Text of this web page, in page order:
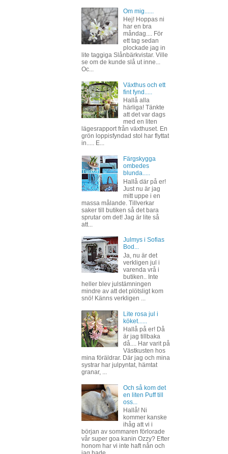
Om mig......
Hej! Hoppas ni
har en bra
måndag.... För
ett tag sedan
plockade jag in
lite taggiga Slånbärkvistar. Ville
se om de kunde slå ut inne...
Oc...
Växthus och ett
fint fynd.....
Hallå alla
härliga! Tänkte
att det var dags
med en liten
lägesrapport från växthuset. En
grön loppisfyndad stol har flyttat
in..... E...
Färgskygga
ombedes
blunda.....
Hallå där på er!
Just nu är jag
mitt uppe i en
massa målande. Tillverkar
saker till butiken så det bara
sprutar om det! Jag är lite så
att...
Julmys i Sofias
Bod...
Ja, nu är det
verkligen jul i
varenda vrå i
butiken.. Inte
heller blev julstämningen
mindre av att det plötsligt kom
snö! Känns verkligen ...
Lite rosa jul i
köket......
Hallå på er! Då
är jag tillbaka
då.... Har varit på
Västkusten hos
mina föräldrar. Där jag och mina
systrar har julpyntat, hämtat
granar, ...
Och så kom det
en liten Puff till
oss...
Hallå! Ni
kommer kanske
ihåg att vi i
början av sommaren förlorade
vår super goa kanin Ozzy? Efter
honom har vi inte haft nån och